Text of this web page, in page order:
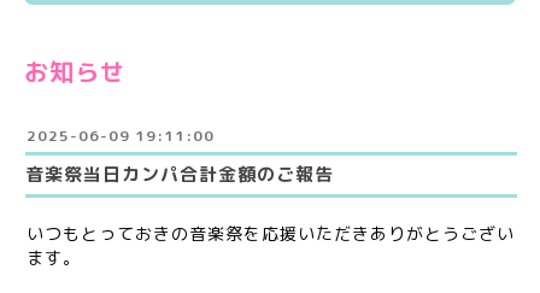
お知らせ
2025-06-09 19:11:00
音楽祭当日カンパ合計金額のご報告
いつもとっておきの音楽祭を応援いただきありがとうござい
ます。